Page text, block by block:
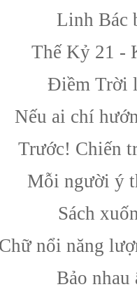
Linh Bác
Thế Kỷ 21 -
Điềm Trời
Nếu ai chí
Trước! Chiến
Mỗi người ý
Sách
nổi năng
Bảo nhau